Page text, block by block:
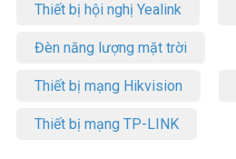
Thiết bị hội nghị Yealink
Đèn năng lượng mặt trời
Thiết bị mạng Hikvision
Thiết bị mạng TP-LINK